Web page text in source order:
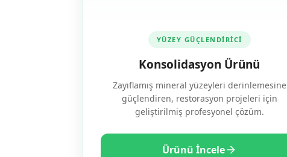
YÜZEY GÜÇLENDİRİCİ
Konsolidasyon Ürünü
Zayıflamış mineral yüzeyleri derinlemesine
güçlendiren, restorasyon projeleri için
geliştirilmiş profesyonel çözüm.
Ürünü İncele